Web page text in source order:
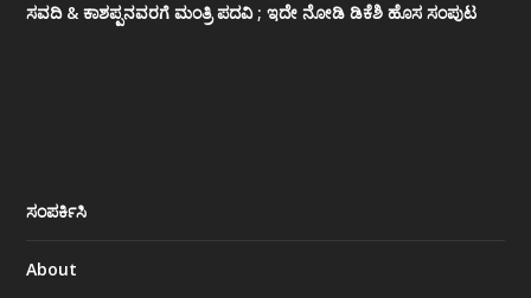
ಸವದಿ & ಕಾಶಪ್ಪನವರಗೆ ಮಂತ್ರಿ ಪದವಿ ; ಇದೇ ನೋಡಿ‌ ಡಿಕೆಶಿ ಹೊಸ ಸಂಪುಟ
ಸಂಪರ್ಕಿಸಿ
About